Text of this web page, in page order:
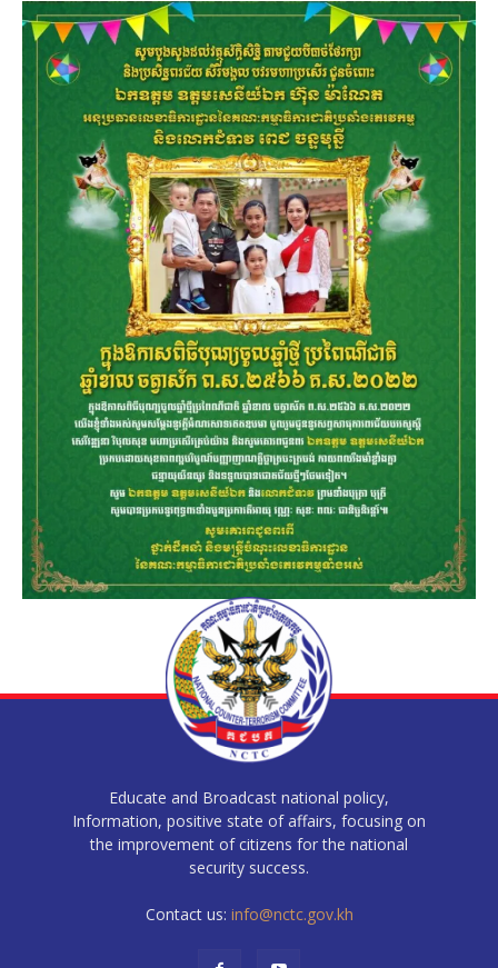
Educate and Broadcast national policy,
Information, positive state of affairs, focusing on
the improvement of citizens for the national
security success.
Contact us: info@nctc.gov.kh